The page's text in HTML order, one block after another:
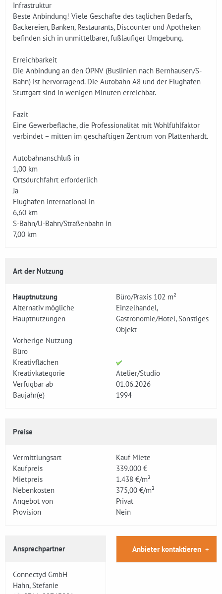
Infrastruktur
Bes­te Anbindung! Viele Geschäfte des täglichen Bedarfs,
Bäckereien, Banken, Restaurants, Discounter und Apotheken
befinden sich in unmittelbarer, fußläufiger Umgebung.
Erreichbarkeit
D­ie Anbindung an den ÖPNV (Buslinien nach Bernhausen/S-
Bahn) ist hervorragend. Die Autobahn A8 und der Flughafen
Stuttgart sind in wenigen Minuten erreichbar.
Fazit
Eine Gewerbefläche, die Professionalität mit Wohlfühlfaktor
verbindet – mitten im geschäftigen Zentrum von Plattenhardt.
Autobahnanschluß in
1,00 km
Ortsdurchfahrt erforderlich
Ja
Flughafen international in
6,60 km
S-Bahn/U-Bahn/Straßenbahn in
7,00 km
Art der Nutzung
Hauptnutzung
Büro/Praxis 102 m²
Alternativ mögliche
Hauptnutzungen
Einzelhandel,
Gastronomie/Hotel, Sonstiges
Objekt
Vorherige Nutzung
Büro
Kreativflächen
Kreativkategorie
Atelier/Studio
Verfügbar ab
01.06.2026
Baujahr(e)
1994
Preise
Vermittlungsart
Kauf Miete
Kaufpreis
339.000 €
Mietpreis
1.438 €/m²
Nebenkosten
375,00 €/m²
Angebot von
Privat
Provision
Nein
Ansprechpartner
Connectyd GmbH
Hahn, Stefanie
Anbieter kontaktieren